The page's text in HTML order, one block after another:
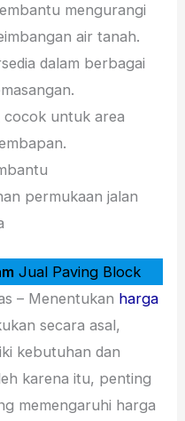
mengurangi
air tanah.
dalam berbagai
cocok untuk area
permukaan jalan
Jual Paving Block
– Menentukan harga
secara asal,
kebutuhan dan
karena itu, penting
memengaruhi harga